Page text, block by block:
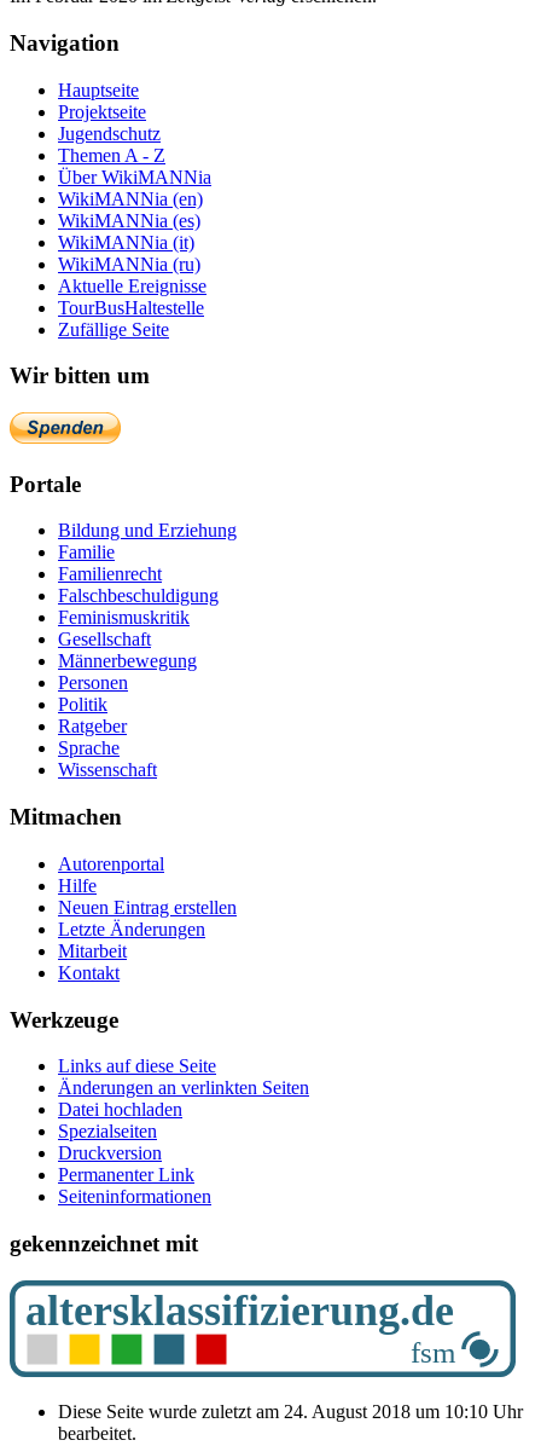
Navigation
Hauptseite
Projektseite
Jugendschutz
Themen A - Z
Über WikiMANNia
WikiMANNia (en)
WikiMANNia (es)
WikiMANNia (it)
WikiMANNia (ru)
Aktuelle Ereignisse
TourBusHaltestelle
Zufällige Seite
Wir bitten um
Portale
Bildung und Erziehung
Familie
Familienrecht
Falschbeschuldigung
Feminismuskritik
Gesellschaft
Männerbewegung
Personen
Politik
Ratgeber
Sprache
Wissenschaft
Mitmachen
Autorenportal
Hilfe
Neuen Eintrag erstellen
Letzte Änderungen
Mitarbeit
Kontakt
Werkzeuge
Links auf diese Seite
Änderungen an verlinkten Seiten
Datei hochladen
Spezialseiten
Druckversion
Permanenter Link
Seiten­­informationen
gekennzeichnet mit
Diese Seite wurde zuletzt am 24. August 2018 um 10:10 Uhr
bearbeitet.